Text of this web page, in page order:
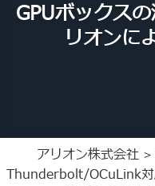
GPUボックス
リオンに
アリオン株式会社 >
Thunderbolt/OCuLink対